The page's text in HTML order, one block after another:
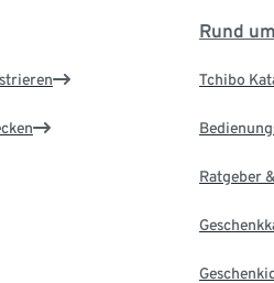
Rund
Tchibo
Ratgeber